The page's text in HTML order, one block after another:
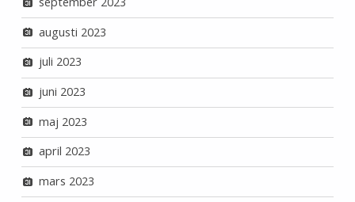
augusti 2023
juli 2023
juni 2023
maj 2023
april 2023
mars 2023